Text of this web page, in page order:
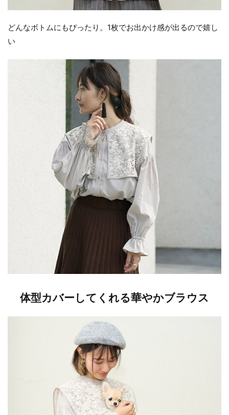
どんなボトムにもぴったり。1枚でお出かけ感が出るので嬉し
い
体型カバーしてくれる華やかブラウス